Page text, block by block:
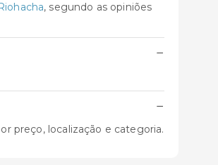
, segundo as opiniões
−
−
preço, localização e categoria.